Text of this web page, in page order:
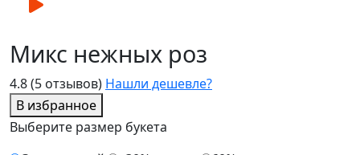
4.8(5 отзывов) Нашли дешевле?
В избранное
Микс нежных роз
Выберите размер букета